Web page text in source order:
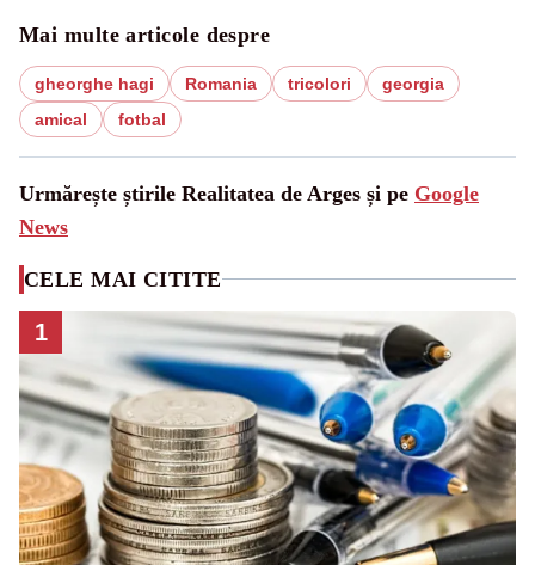
Mai multe articole despre
gheorghe hagi Romania tricolori
georgia
amical
fotbal
Urmărește știrile Realitatea de Arges și pe Google
News
CELE MAI CITITE
1